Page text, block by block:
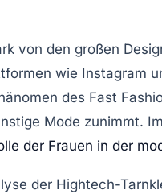
von den großen
wie Instagram
des Fast
Mode zunimmt.
der Frauen in der
der Hightech-